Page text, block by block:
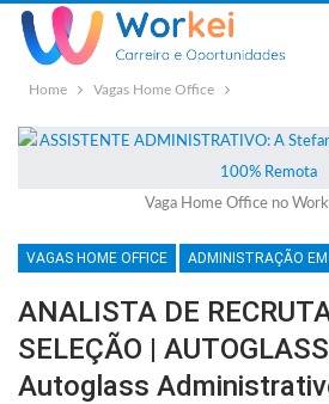
Home Vagas Home Office
Vaga Home Office no
VAGAS HOME OFFICE
ANALISTA DE
SELEÇÃO |
Autoglass